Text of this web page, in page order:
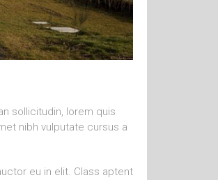
sollicitudin, lorem quis
nibh vulputate cursus a
eu in elit. Class aptent